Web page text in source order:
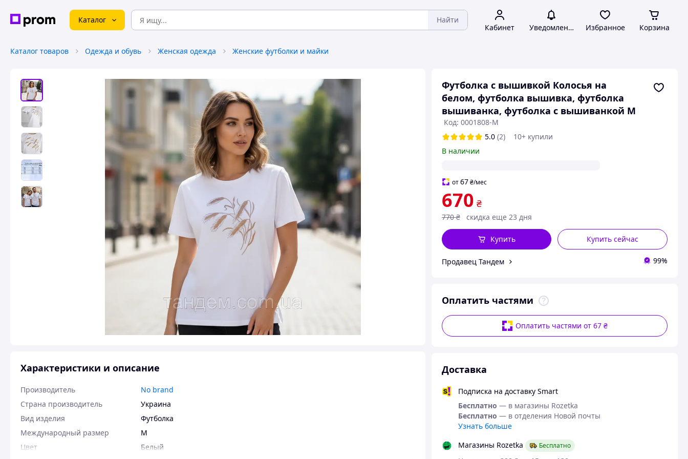
Каталог Найти
Кабинет Уведомления Избранное Корзина
Каталог товаров Одежда и обувь Женская одежда Женские футболки и майки
Футболка с вышивкой Колосья на
белом, футболка вышивка, футболка
вышиванка, футболка с вышиванкой M
Код: 0001808-M
5.0 (2)
10+ купили
В наличии
от67 ₴/мес
670 ₴
770 ₴ скидка еще 23 дня
Купить сейчас
Купить
Продавец Тандем 99%
Оплатить частями
Оплатить частями от 67 ₴
Доставка
Подписка на доставку Smart
Бесплатно — в магазины Rozetka
Бесплатно — в отделения Новой почты
Узнать больше
Магазины Rozetka
Бесплатно
Характеристики и описание
Производитель
No brand
Страна производитель
Украина
Вид изделия
Футболка
Международный размер
M
Цвет
Белый